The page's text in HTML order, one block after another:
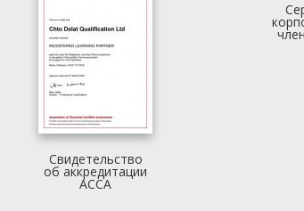
Свидетельство
об аккредитации
АССА